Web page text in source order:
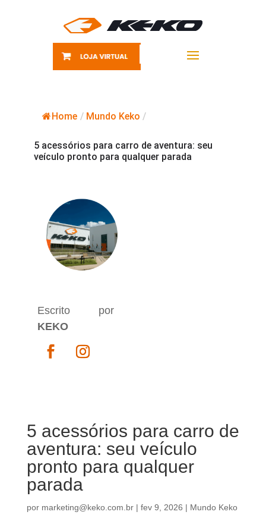
Home / Mundo Keko /
5 acessórios para carro de aventura: seu
veículo pronto para qualquer parada
Escrito por
KEKO
5 acessórios para carro de
aventura: seu veículo
pronto para qualquer
parada
por marketing@keko.com.br| fev 9, 2026 | Mundo Keko